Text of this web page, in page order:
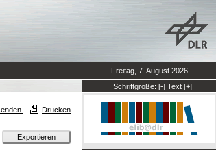
Freitag, 7. August 2026
Schriftgröße: [-] Text [+]
Drucken